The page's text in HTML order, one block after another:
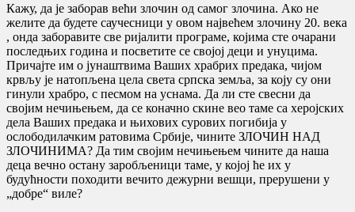
Кажу, да је заборав већи злочин од самог злочина. Ако не
желите да будете саучесници у овом највећем злочину 20. века
, онда заборавите све ријалити програме, којима сте очарани
последњих година и посветите се својој деци и унуцима.
Причајте им о јунаштвима Ваших храбрих предака, чијом
крвљу је натопљена цела света српска земља, за коју су они
гинули храбро, с песмом на уснама. Да ли сте свесни да
својим нечињењем, да се коначно скине вео таме са херојских
дела Ваших предака и њихових сурових погибија у
ослободилачким ратовима Србије, чините ЗЛОЧИН НАД
ЗЛОЧИНИМА? Да тим својим нечињењем чините да наша
деца вечно остану заробљеници таме, у којој ће их у
будућности походити вечито дежурни вешци, прерушени у
„добре“ виле?